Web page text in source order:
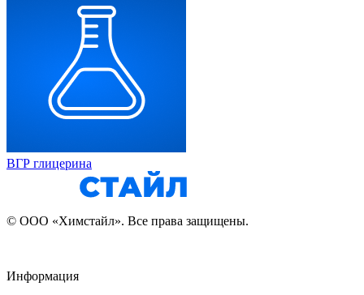
ВГР глицерина
© ООО «Химстайл». Все права защищены.
Информация